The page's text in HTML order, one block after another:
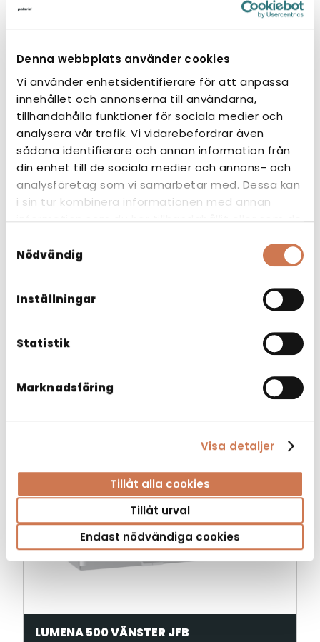
Denna webbplats använder cookies
Vi använder enhetsidentifierare för att anpassa
innehållet och annonserna till användarna,
tillhandahålla funktioner för sociala medier och
analysera vår trafik. Vi vidarebefordrar även
sådana identifierare och annan information från
din enhet till de sociala medier och annons- och
analysföretag som vi samarbetar med. Dessa kan
i sin tur kombinera informationen med annan
Nödvändig
Inställningar
Statistik
Marknadsföring
Visa detaljer
Tillåt alla cookies
Tillåt urval
Endast nödvändiga cookies
CE-märkning
CE-märkningen visar att produkten
uppfyller EU:s krav på säkerhet, hälsa och
miljöskydd. Den är en garanti för att
Liknande produkter
LUMENA 500 VÄNSTER JFB